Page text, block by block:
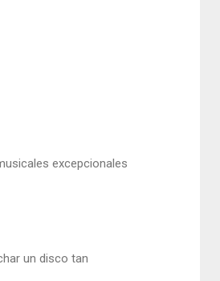
excepcionales
un disco tan